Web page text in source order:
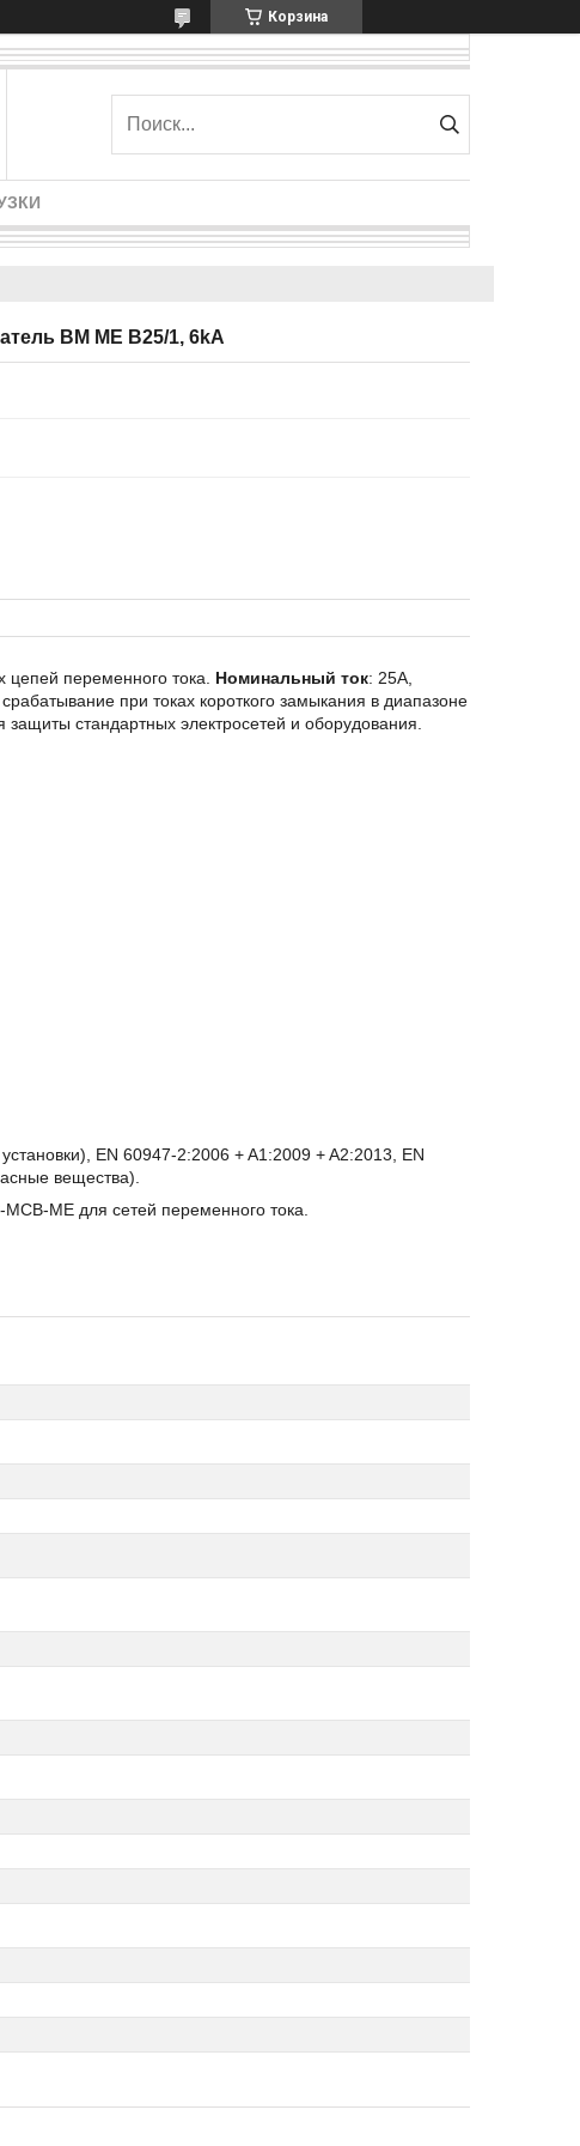
Корзина
BM ME B25/1, 6kA
переменного тока. Номинальный ток: 25A,
при токах короткого замыкания в диапазоне
стандартных электросетей и оборудования.
EN 60947-2:2006 + A1:2009 + A2:2013, EN
вещества).
ME для сетей переменного тока.